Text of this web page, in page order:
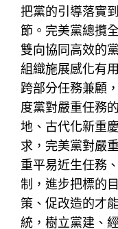
把黨的引導落實
節。完美黨總攬
雙向協同高效的
組織施展感化有
跨部分任務兼顧
度黨對嚴重任務
地、古代化新重
求，完美黨對嚴
重平易近生任務
制，進步把標的
策、促改造的才
統，樹立黨建、